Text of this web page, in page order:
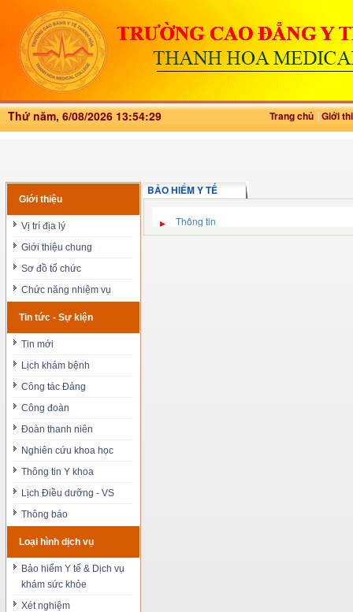
Thứ năm, 6/08/2026 13:54:29 Trang chủ Giới
Giới thiệu
Vị trí địa lý
Giới thiệu chung
Sơ đồ tổ chức
Chức năng nhiệm vụ
Tin tức - Sự kiện
Tin mới
Lịch khám bệnh
Công tác Đảng
Công đoàn
Đoàn thanh niên
Nghiên cứu khoa học
Thông tin Y khoa
Lịch Điều dưỡng - VS
Thông báo
Loại hình dịch vụ
Bảo hiểm Y tế & Dịch vụ
khám sức khỏe
Xét nghiệm
BẢO HIỂM Y TẾ
Thông tin